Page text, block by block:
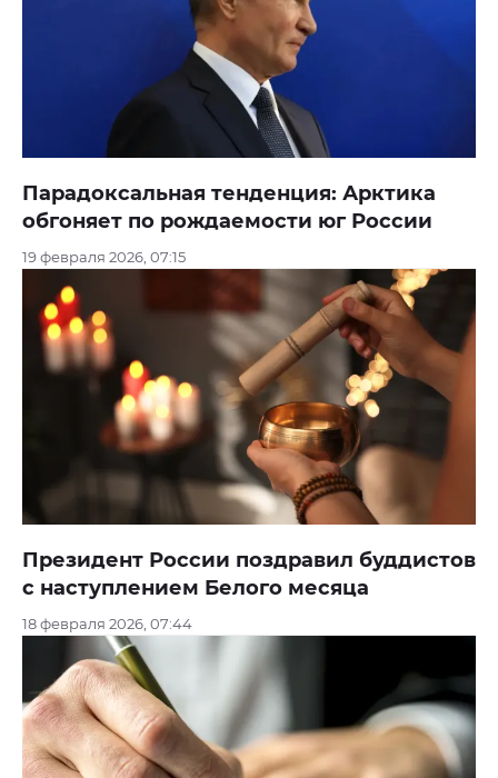
Парадоксальная тенденция: Арктика
обгоняет по рождаемости юг России
19 февраля 2026, 07:15
Президент России поздравил буддистов
с наступлением Белого месяца
18 февраля 2026, 07:44